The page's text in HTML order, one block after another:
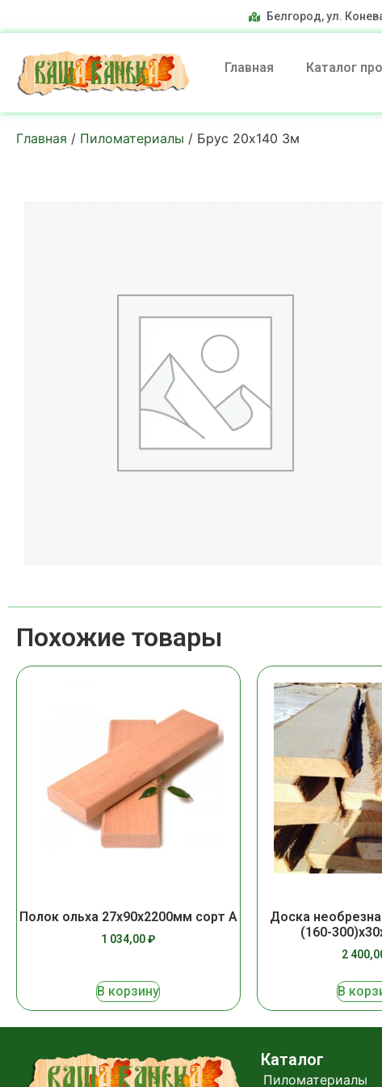
Белгород, ул.
Главная Каталог
Главная / Пиломатериалы / Брус 20х140 3м
Похожие товары
Полок ольха 27х90х2200мм сорт А
1 034,00₽
В корзину
Доска
(160-
2
В
Каталог
Пиломатериалы